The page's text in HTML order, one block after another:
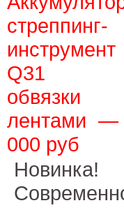
стреппинг-
инструмент
Q31
обвязки
лентами —
000 руб
Новинка!